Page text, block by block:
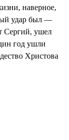
наверное,
удар был —
Сергий, ушел
год ушли
Христова